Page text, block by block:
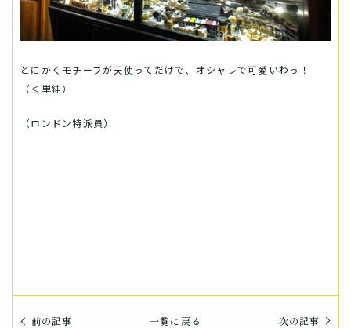
とにかくモチーフが天使ってだけで、オシャレで可愛いわっ！
（＜単純）
（ロンドン特派員）
前の記事 一覧に戻る 次の記事